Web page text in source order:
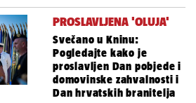
PROSLAVLJENA 'OLUJA'
Svečano u Kninu:
Pogledajte kako je
proslavljen Dan pobjede i
domovinske zahvalnosti i
Dan hrvatskih branitelja